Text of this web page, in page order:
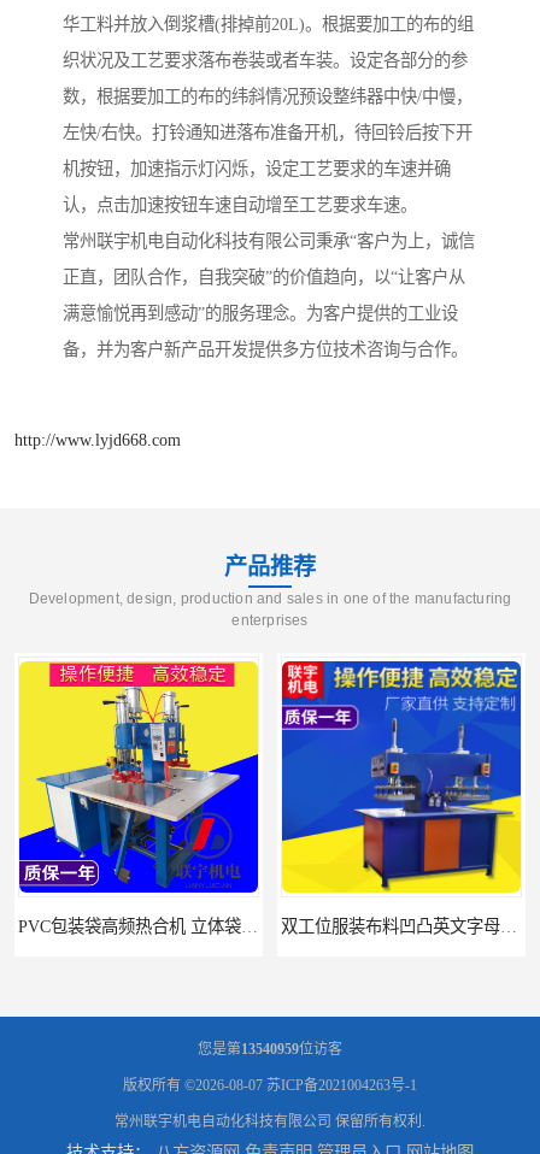
华工料并放入倒浆槽(排掉前20L)。根据要加工的布的组
织状况及工艺要求落布卷装或者车装。设定各部分的参
数，根据要加工的布的纬斜情况预设整纬器中快/中慢，
左快/右快。打铃通知进落布准备开机，待回铃后按下开
机按钮，加速指示灯闪烁，设定工艺要求的车速并确
认，点击加速按钮车速自动增至工艺要求车速。
常州联宇机电自动化科技有限公司秉承“客户为上，诚信
正直，团队合作，自我突破”的价值趋向，以“让客户从
满意愉悦再到感动”的服务理念。为客户提供的工业设
备，并为客户新产品开发提供多方位技术咨询与合作。
http://www.lyjd668.com
产品推荐
Development, design, production and sales in one of the manufacturing
enterprises
双工位服装布料凹凸英文字母压字机找联宇制造厂
您是第13540959位访客
版权所有 ©2026-08-07 苏ICP备2021004263号-1
常州联宇机电自动化科技有限公司 保留所有权利.